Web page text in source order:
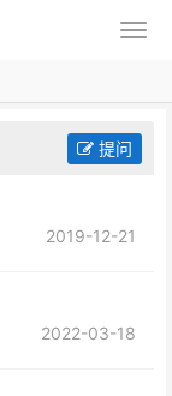
提问
2019-12-21
2022-03-18